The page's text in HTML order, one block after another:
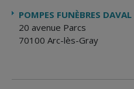
POMPES FUNÈBRES DAVAL
20 avenue Parcs
70100 Arc-lès-Gray